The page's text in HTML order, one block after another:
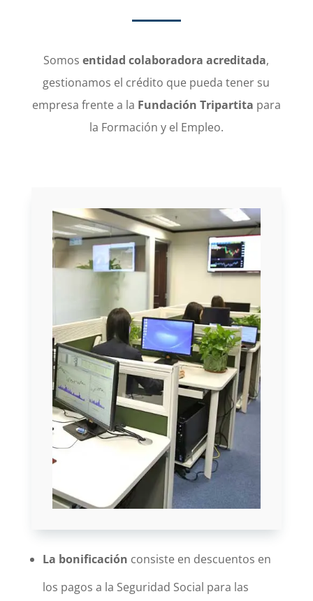
Somosentidad colaboradora acreditada,
gestionamos el crédito que pueda tener su
empresa frente a la Fundación Tripartita para
la Formación y el Empleo.
La bonificación consiste en descuentos en
los pagos a la Seguridad Social para las